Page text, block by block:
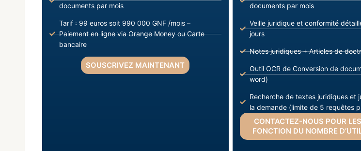
documents par mois
Tarif : 99 euros soit 990 000 GNF /mois –
Paiement en ligne via Orange Money ou Carte
bancaire
SOUSCRIVEZ MAINTENANT
documents par mois
Veille juridique et conformité
jours
Notes juridiques + Articles de
Outil OCR de Conversion de
word)
Recherche de textes juridiques et
la demande (limite de 5 requêtes
CONTACTEZ-NOUS POUR
FONCTION DU NOMBRE